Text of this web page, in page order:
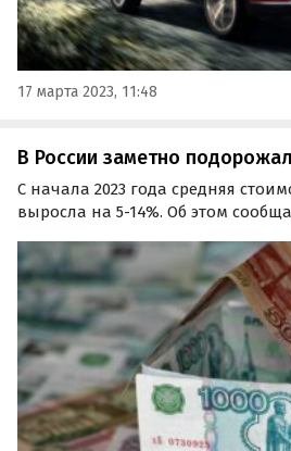
17 марта 2023, 11:48
В России заметно
С начала 2023 года средняя
выросла на 5-14%. Об этом
отечественных страховых